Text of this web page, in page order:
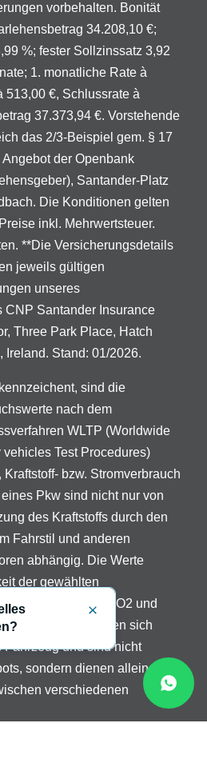
vorbehalten. Bonität
34.208,10 €;
%; fester Sollzinssatz 3,92
1. monatliche Rate à
513,00 €, Schlussrate à
37.373,94 €. Vorstehende
das 2/3-Beispiel gem. § 17
der Openbank
Santander-Platz
Die Konditionen gelten
inkl. Mehrwertsteuer.
**Die Versicherungsdetails
jeweils gültigen
unseres
CNP Santander Insurance
Three Park Place, Hatch
Ireland. Stand: 01/2026.
sind die
nach dem
WLTP (Worldwide
Test Procedures)
bzw. Stromverbrauch
Pkw sind nicht nur von
des Kraftstoffs durch den
Fahrstil und anderen
abhängig. Die Werte
der gewählten
der CO2 und
Angaben beziehen sich
Fahrzeug und sind nicht
sondern dienen allein
verschiedenen
Schließen